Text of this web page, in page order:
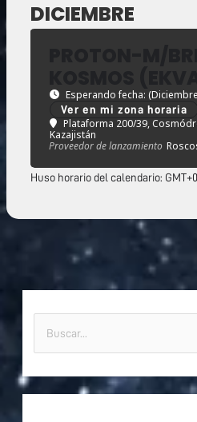
DICIEMBRE
Esperando fecha:
Ver en mi zona horaria
Plataforma 200/39,
Kazajistán
Proveedor de lanzamiento
Huso horario del calendario: